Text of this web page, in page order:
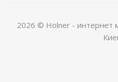
2026 © Holner - интернет